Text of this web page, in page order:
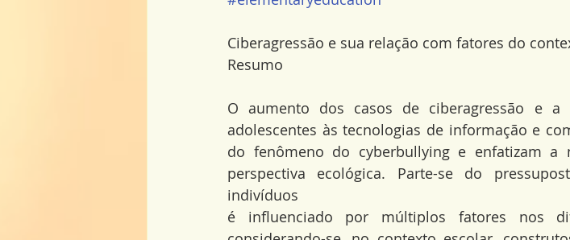
Ciberagressão e sua relação com fatores do
Resumo
O aumento dos casos de ciberagressão e a
adolescentes às tecnologias de informação e
do fenômeno do cyberbullying e enfatizam a
perspectiva ecológica. Parte-se do
indivíduos
é influenciado por múltiplos fatores nos